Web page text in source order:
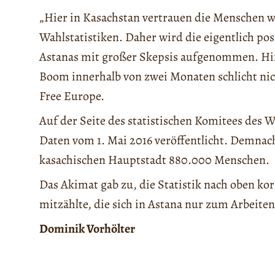
„Hier in Kasachstan vertrauen die
Wahlstatistiken. Daher wird die eigentlich
Astanas mit großer Skepsis aufgenommen.
Boom innerhalb von zwei Monaten schlicht
Free Europe.
Auf der Seite des statistischen Komitees
Daten vom 1. Mai 2016 veröffentlicht.
kasachischen Hauptstadt 880.000 Menschen.
Das Akimat gab zu, die Statistik nach oben
mitzählte, die sich in Astana nur zum
Dominik Vorhölter